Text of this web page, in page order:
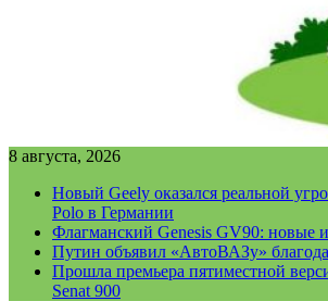
8 августа, 2026
Новый Geely оказался реальной
Polo в Германии
Флагманский Genesis GV90: новые
Путин объявил «АвтоВАЗу»
Прошла премьера пятиместной
Senat 900